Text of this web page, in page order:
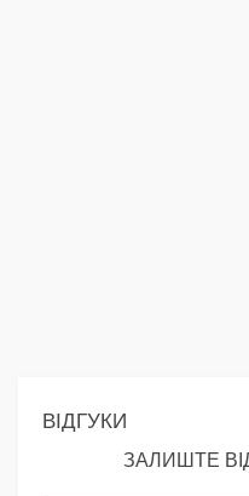
ВІДГУКИ
ЗАЛИШТЕ